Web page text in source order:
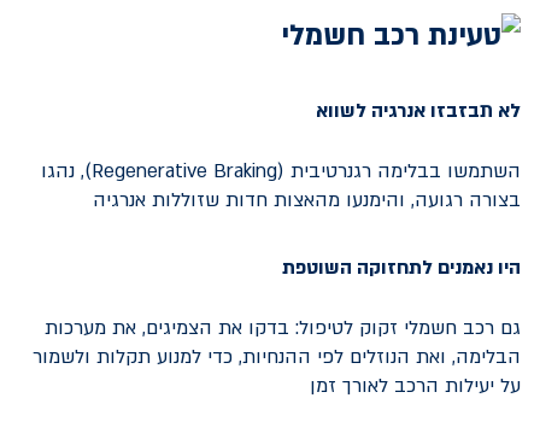
לא תבזבזו אנרגיה לשווא
השתמשו בבלימה רגנרטיבית (Regenerative Braking), נהגו
בצורה רגועה, והימנעו מהאצות חדות שזוללות אנרגיה
היו נאמנים לתחזוקה השוטפת
גם רכב חשמלי זקוק לטיפול: בדקו את הצמיגים, את מערכות
הבלימה, ואת הנוזלים לפי ההנחיות, כדי למנוע תקלות ולשמור
על יעילות הרכב לאורך זמן